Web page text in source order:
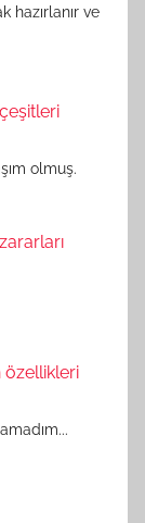
hazırlanır ve
olmuş.
özellikleri